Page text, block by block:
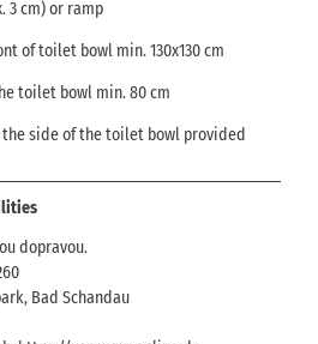
3 cm) or ramp
of toilet bowl min. 130x130 cm
toilet bowl min. 80 cm
side of the toilet bowl provided
dopravou.
Bad Schandau